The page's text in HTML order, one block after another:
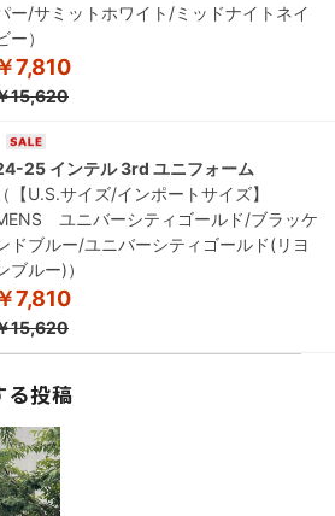
ー/サミットホワイト/ミッドナイトネイ
ー）
￥7,810
15,620
25 インテル 3rd ユニフォーム
（【U.S.サイズ/インポートサイズ】
ユニバーシティゴールド/ブラッケ
ドブルー/ユニバーシティゴールド(リヨ
ブルー)）
￥7,810
15,620
る投稿